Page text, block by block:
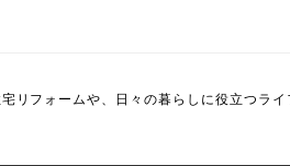
フォームや、日々の暮らしに役立つライ